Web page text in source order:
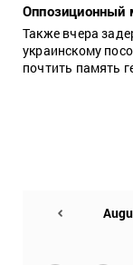
Оппозиционный
Также вчера
украинскому
почтить память